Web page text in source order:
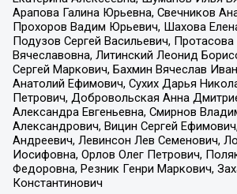
Арапова Галина Юрьевна, Свечников
Прохоров Вадим Юрьевич, Шахова
Подузов Сергей Васильевич,
Вячеславовна, Литинский Леонид
Сергей Маркович, Бахмин Вячеслав
Анатолий Ефимович, Сухих Дарья
Петрович, Добровольская Анна
Александра Евгеньевна, Смирнов
Александрович, Вицин Сергей
Андреевич, Левинсон Лев Семенович,
Иосифовна, Орлов Олег Петрович,
Федоровна, Резник Генри Маркович,
Константинович